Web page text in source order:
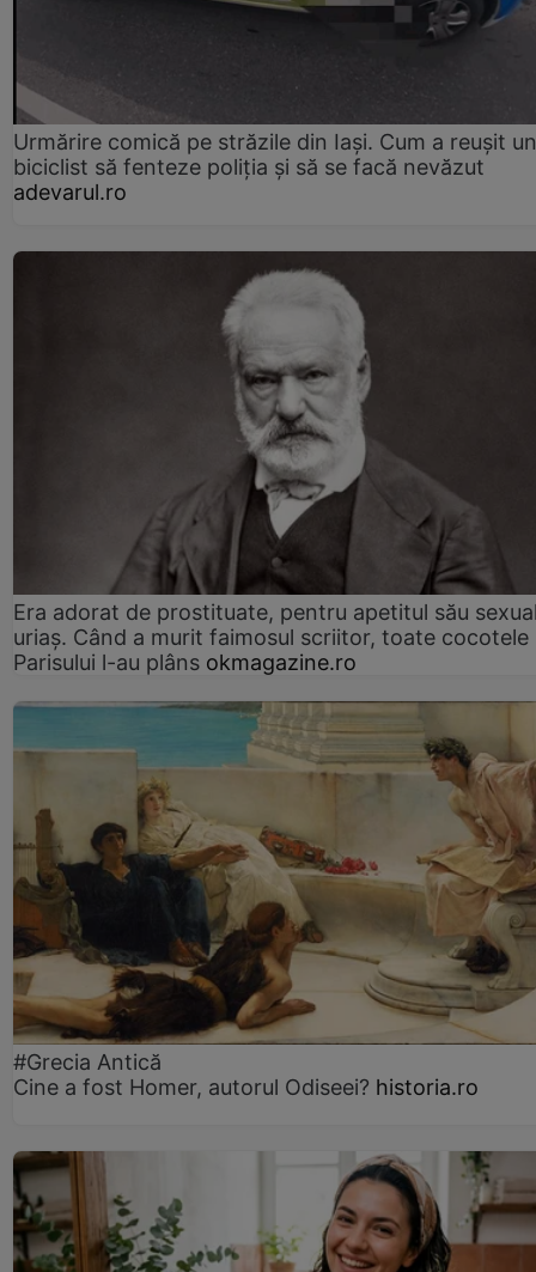
Urmărire comică pe străzile din Iași. Cum a reușit un
biciclist să fenteze poliția și să se facă nevăzut
adevarul.ro
Era adorat de prostituate, pentru apetitul său
uriaș. Când a murit faimosul scriitor, toate cocotele
Parisului l-au plâns okmagazine.ro
#Grecia Antică
Cine a fost Homer, autorul Odiseei? historia.ro